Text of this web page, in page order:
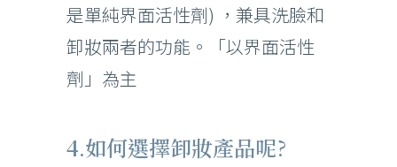
是單純界面活性劑) ，兼具洗臉和
卸妝兩者的功能。「以界面活性
劑」為主
4.如何選擇卸妝產品呢?